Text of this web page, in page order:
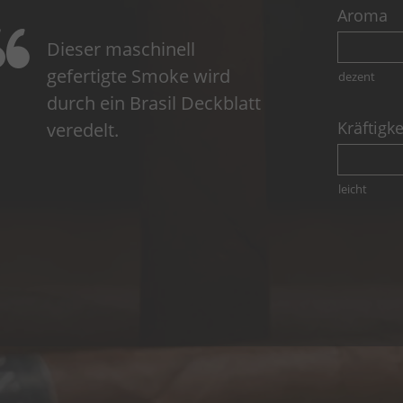
Dieser maschinell
gefertigte Smoke wird
durch ein Brasil Deckblatt
veredelt.
Aroma
dezent
leicht